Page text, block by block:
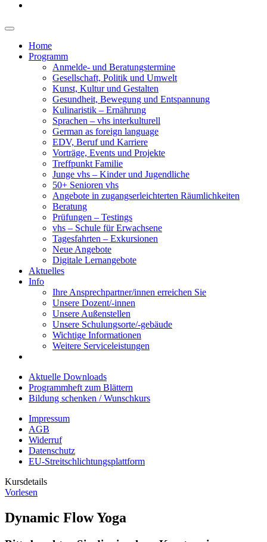
Home
Programm
Anmelde- und Beratungstermine
Gesellschaft, Politik und Umwelt
Kunst, Kultur und Gestalten
Gesundheit, Bewegung und Entspannung
Kulinaristik – Ernährung
Sprachen – vhs interkulturell
German as foreign language
EDV, Beruf und Karriere
Vorträge, Events und Projekte
Treffpunkt Familie
Junge vhs – Kinder und Jugendliche
50+ Senioren vhs
Angebote in zugangserleichterten Räumlichkeiten
Beratung
Prüfungen – Testings
vhs – Schule für Erwachsene
Tagesfahrten – Exkursionen
Neue Angebote
Digitale Lernangebote
Aktuelles
Info
Ihre Ansprechpartner/innen erreichen Sie
Unsere Dozent/-innen
Unsere Außenstellen
Unsere Schulungsorte/-gebäude
Wichtige Informationen
Weitere Serviceleistungen
Aktuelle Downloads
Programmheft zum Blättern
Bildung schenken / Wunschkurs
Impressum
AGB
Widerruf
Datenschutz
EU-Streitschlichtungsplattform
Kursdetails
Vorlesen
Dynamic Flow Yoga